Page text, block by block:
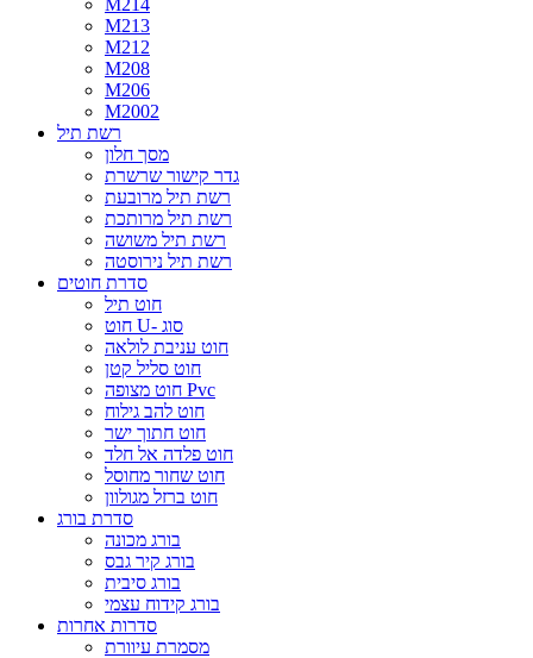
M213
M212
M208
M206
M2002
רשת תיל
מסך חלון
גדר קישור שרשרת
רשת תיל מרובעת
רשת תיל מרותכת
רשת תיל משושה
רשת תיל נירוסטה
סדרת חוטים
חוט תיל
חוט U- סוג
חוט עניבת לולאה
חוט סליל קטן
חוט מצופה Pvc
חוט להב גילוח
חוט חתוך ישר
חוט פלדה אל חלד
חוט שחור מחוסל
חוט ברזל מגולוון
סדרת בורג
בורג מכונה
בורג קיר גבס
בורג סיבית
בורג קידוח עצמי
סדרות אחרות
מסמרת עיוורת